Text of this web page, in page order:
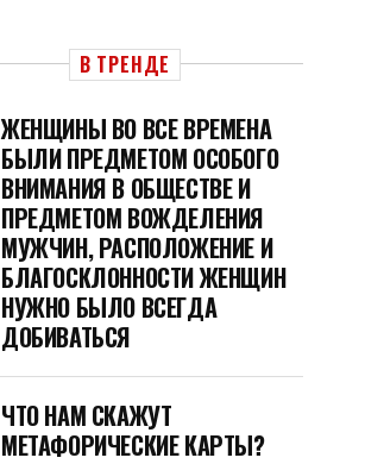
В ТРЕНДЕ
ЖЕНЩИНЫ ВО ВСЕ ВРЕМЕНА
БЫЛИ ПРЕДМЕТОМ ОСОБОГО
ВНИМАНИЯ В ОБЩЕСТВЕ И
ПРЕДМЕТОМ ВОЖДЕЛЕНИЯ
МУЖЧИН, РАСПОЛОЖЕНИЕ И
БЛАГОСКЛОННОСТИ ЖЕНЩИН
НУЖНО БЫЛО ВСЕГДА
ДОБИВАТЬСЯ
ЧТО НАМ СКАЖУТ
МЕТАФОРИЧЕСКИЕ КАРТЫ?